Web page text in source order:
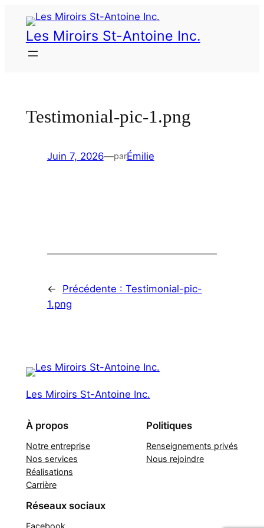
Les Miroirs St-Antoine Inc.
Testimonial-pic-1.png
Juin 7, 2026—parÉmilie
← Précédente : Testimonial-pic-
1.png
Les Miroirs St-Antoine Inc.
À propos
Notre entreprise
Nos services
Réalisations
Carrière
Politiques
Renseignements privés
Nous rejoindre
Réseaux sociaux